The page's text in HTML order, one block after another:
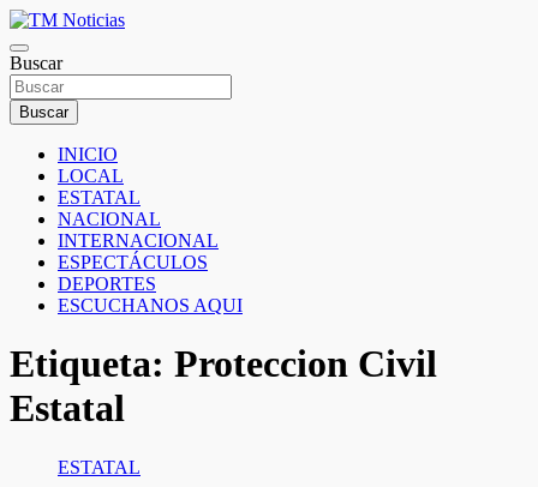
Saltar
al
contenido
TM Noticias
TM Noticias
Buscar
Buscar
INICIO
LOCAL
ESTATAL
NACIONAL
INTERNACIONAL
ESPECTÁCULOS
DEPORTES
ESCUCHANOS AQUI
Etiqueta: Proteccion Civil
Estatal
ESTATAL